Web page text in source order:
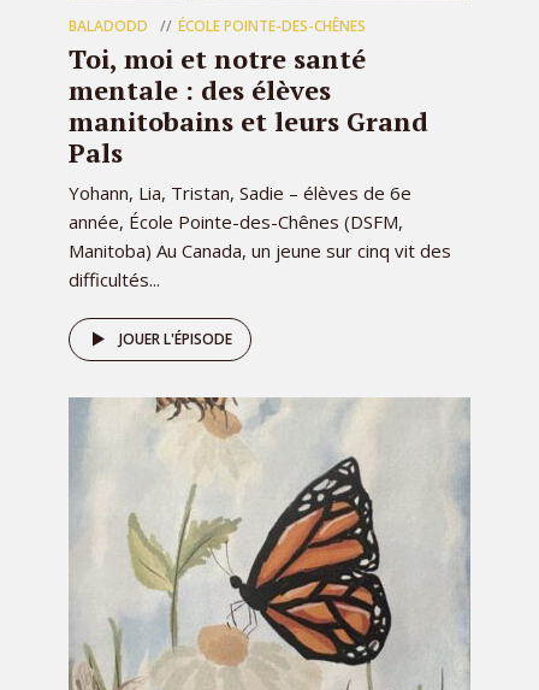
BALADODD ÉCOLE POINTE-DES-CHÊNES
Toi, moi et notre santé
mentale : des élèves
manitobains et leurs Grand
Pals
Yohann, Lia, Tristan, Sadie – élèves de 6e
année, École Pointe-des-Chênes (DSFM,
Manitoba) Au Canada, un jeune sur cinq vit des
difficultés...
JOUER L'ÉPISODE